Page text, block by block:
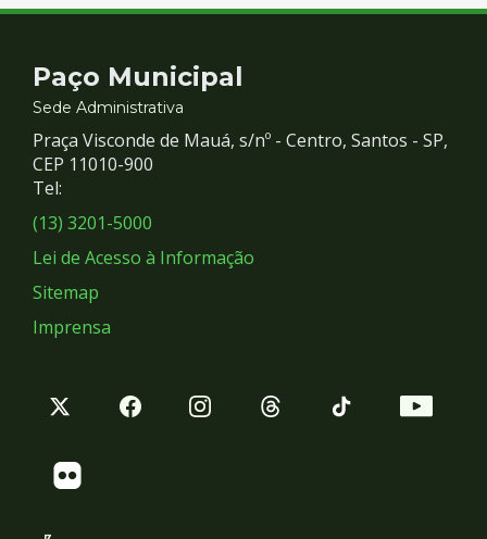
Contato
e
Redes
Sociais
Paço Municipal
Sede Administrativa
Praça Visconde de Mauá, s/nº - Centro, Santos - SP,
CEP 11010-900
Tel:
(13) 3201-5000
Lei de Acesso à Informação
Sitemap
Imprensa